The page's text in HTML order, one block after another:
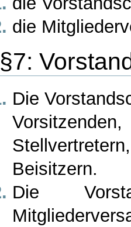
die
§7:
Die
Beisitzern.
Die